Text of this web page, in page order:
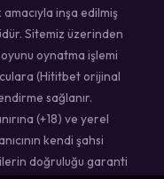
inşa edilmiş
Sitemiz üzerinden
oynatma işlemi
(Hititbet orijinal
sağlanır.
(+18) ve yerel
kendi şahsi
doğruluğu garanti